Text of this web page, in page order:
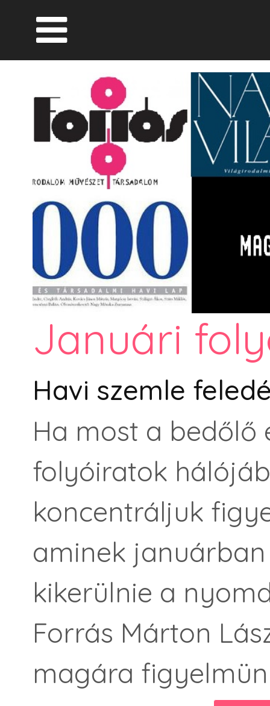
Januári
Havi szemle
Ha most a bedőlő
folyóiratok
koncentráljuk
aminek
kikerülnie a
Forrás Márton
magára